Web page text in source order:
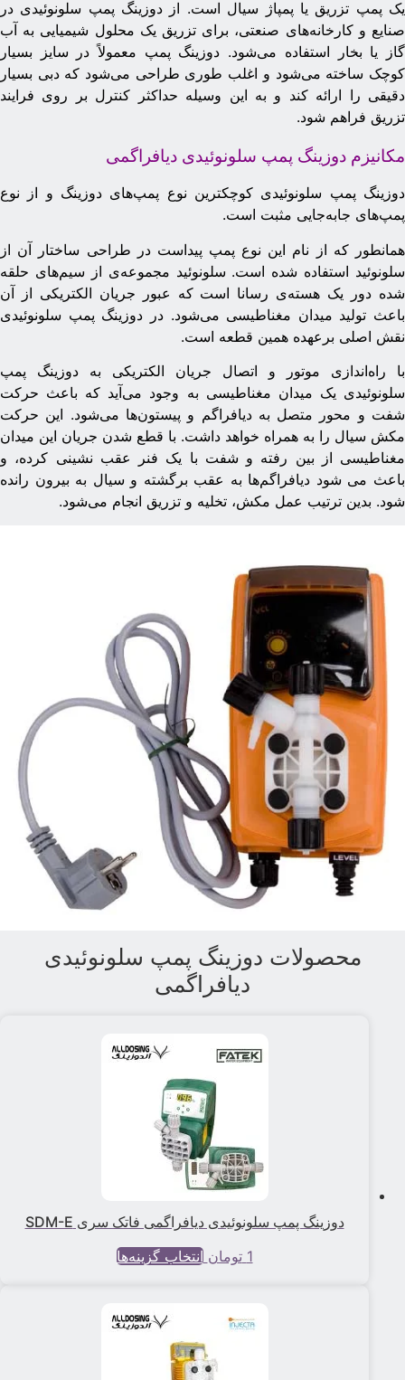
یک پمپ تزریق یا پمپاژ سیال است. از دوزینگ پمپ سلونوئیدی در
صنایع و کارخانه‌های صنعتی، برای تزریق یک محلول شیمیایی به آب
گاز یا بخار استفاده می‌شود. دوزینگ پمپ معمولاً در سایز بسیار
کوچک ساخته می‌شود و اغلب طوری طراحی می‌شود که دبی بسیار
دقیقی را ارائه کند و به این وسیله حداکثر کنترل بر روی فرایند
تزریق فراهم شود.
مکانیزم دوزینگ پمپ سلونوئیدی دیافراگمی
دوزینگ پمپ سلونوئیدی کوچکترین نوع پمپ‌های دوزینگ و از نوع
پمپ‌های جابه‌جایی مثبت است.
همانطور که از نام این نوع پمپ پیداست در طراحی ساختار آن از
سلونوئید استفاده شده است. سلونوئید مجموعه‌ی از سیم‌های حلقه
شده دور یک هسته‌ی رسانا است که عبور جریان الکتریکی از آن
باعث تولید میدان مغناطیسی می‌شود. در دوزینگ پمپ سلونوئیدی
نقش اصلی برعهده‌ همین قطعه است.
با راه‌اندازی موتور و اتصال جریان الکتریکی به دوزینگ پمپ
سلونوئیدی یک میدان مغناطیسی به وجود می‌آید که باعث حرکت
شفت و محور متصل به دیافراگم‌ و پیستون‌ها می‌شود. این حرکت
مکش سیال را به همراه خواهد داشت. با قطع شدن جریان این میدان
مغناطیسی از بین رفته و شفت با یک فنر عقب نشینی کرده، و
باعث می شود دیافراگم‌ها به عقب برگشته و سیال به بیرون رانده
شود. بدین ترتیب عمل مکش، تخلیه و تزریق انجام می‌شود.
محصولات دوزینگ پمپ سلونوئیدی
دیافراگمی
دوزینگ پمپ سلونوئیدی دیافراگمی فاتک سری SDM-E
1 تومان انتخاب گزینه‌هااین
انواع